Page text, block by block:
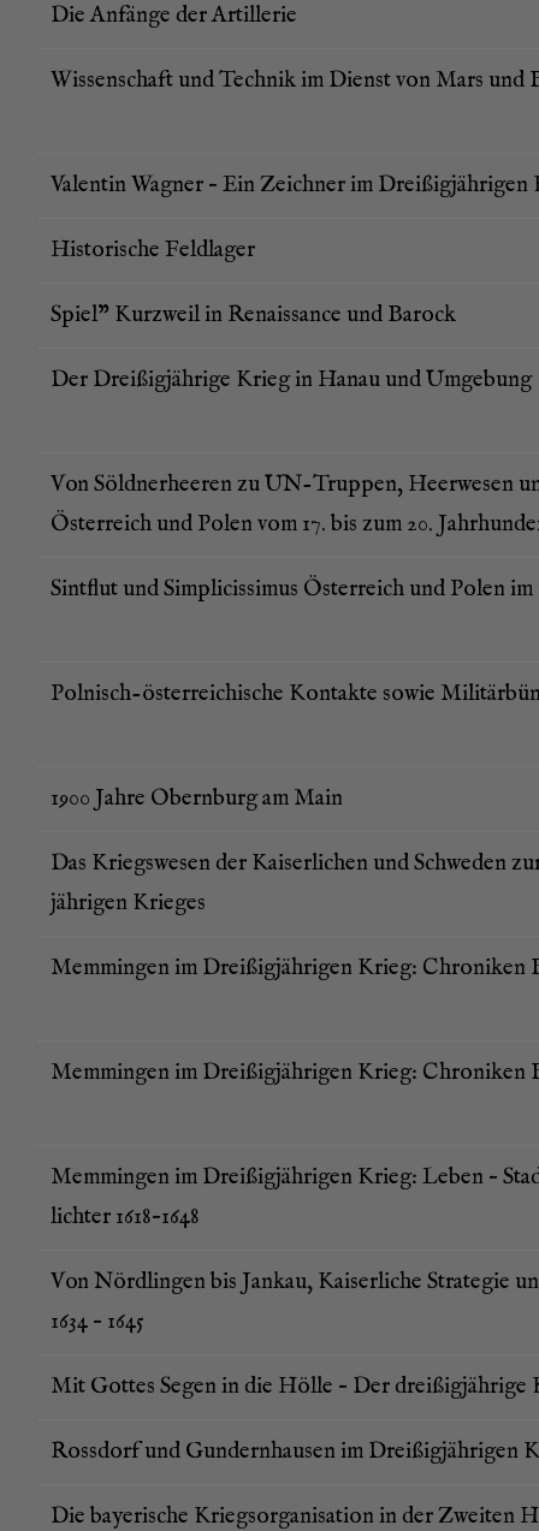
Die Anfän­ge der Artillerie
Wis­sen­schaft und Tech­nik im Dienst von Mars und
Valen­tin Wag­ner – Ein Zeich­ner im Drei­ßig­jäh­ri­gen
His­to­ri­sche Feldlager
Spiel” Kurz­weil in Renais­sance und Barock
Der Drei­ßig­jäh­ri­ge Krieg in Hanau und Umgebung
Von Söld­ner­hee­ren zu UN-Trup­pen, Heer­we­sen
Öster­reich und Polen vom 17. bis zum 20.
Sint­flut und Sim­pli­cis­si­mus Öster­reich und Polen im
Pol­nisch-öster­rei­chi­sche Kon­tak­te sowie
1900 Jah­re Obern­burg am Main
Das Kriegs­we­sen der Kai­ser­li­chen und Schwe­den
jäh­ri­gen Krieges
Mem­min­gen im Drei­ßig­jäh­ri­gen Krieg: Chro­ni­ken
Mem­min­gen im Drei­ßig­jäh­ri­gen Krieg: Chro­ni­ken
Mem­min­gen im Drei­ßig­jäh­ri­gen Krieg: Leben –
lich­ter 1618–1648
Von Nörd­lin­gen bis Jan­kau, Kai­ser­li­che Stra­te­gie
1634 – 1645
Mit Got­tes Segen in die Höl­le – Der drei­ßig­jäh­ri­ge
Ross­dorf und Gun­dern­hau­sen im Drei­ßig­jäh­ri­gen
Die baye­ri­sche Kriegs­or­ga­ni­sa­ti­on in der Zwei­ten